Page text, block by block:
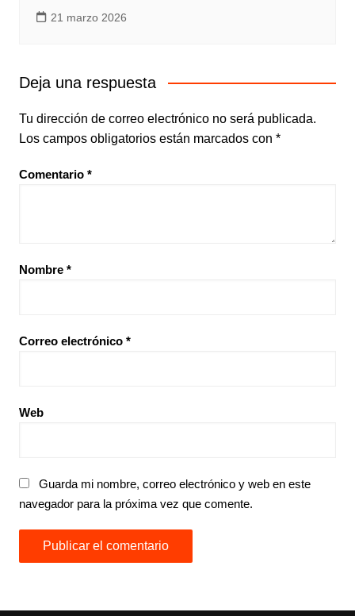
21 marzo 2026
Deja una respuesta
Tu dirección de correo electrónico no será publicada.
Los campos obligatorios están marcados con *
Comentario *
Nombre *
Correo electrónico *
Web
Guarda mi nombre, correo electrónico y web en este
navegador para la próxima vez que comente.